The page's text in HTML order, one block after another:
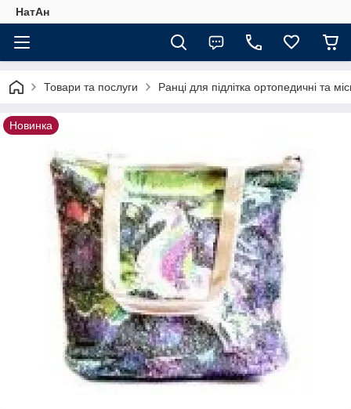
НатАн
Товари та послуги Ранці для підлітка ортопедичні та
Новинка